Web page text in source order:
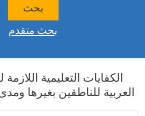
بحث
بحث متقدم
الكفايات التعليمية
العربية للناطقين بغيرها